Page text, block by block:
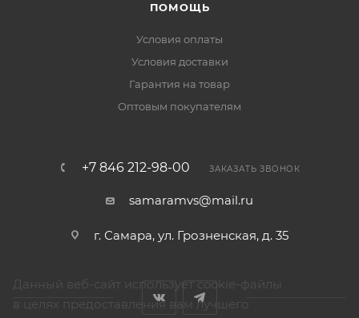
ПОМОЩЬ
Условия оплаты
Условия доставки
Гарантия на товар
Оптовым покупателям
+7 846 212-98-00 ЗАКАЗАТЬ ЗВОНОК
samaramvs@mail.ru
г. Самара, ул. Грозненская, д. 35
Данный веб-сайт использует cookie-файлы
в целях предоставления вам лучшего